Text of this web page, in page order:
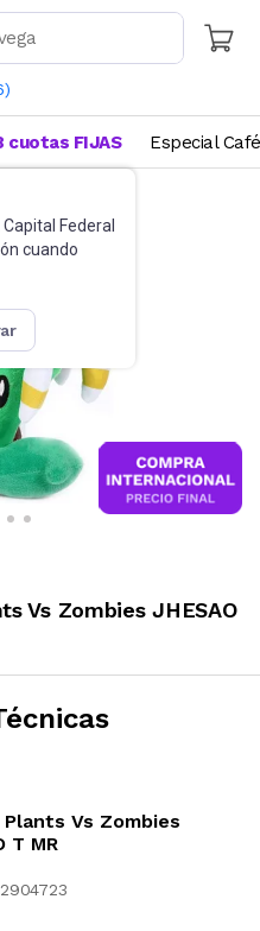
)
Capital Federal
cuando
cuotas FIJAS Especial Café
Vs Zombies JHESAO
Vs Zombies
T MR